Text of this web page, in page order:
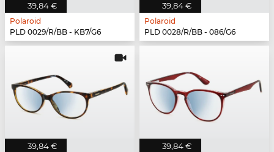
39,84 €
Polaroid
PLD 0029/R/BB - KB7/G6
39,84 €
Polaroid
PLD 0028/R/BB - 086/G6
39,84 € 39,84 €